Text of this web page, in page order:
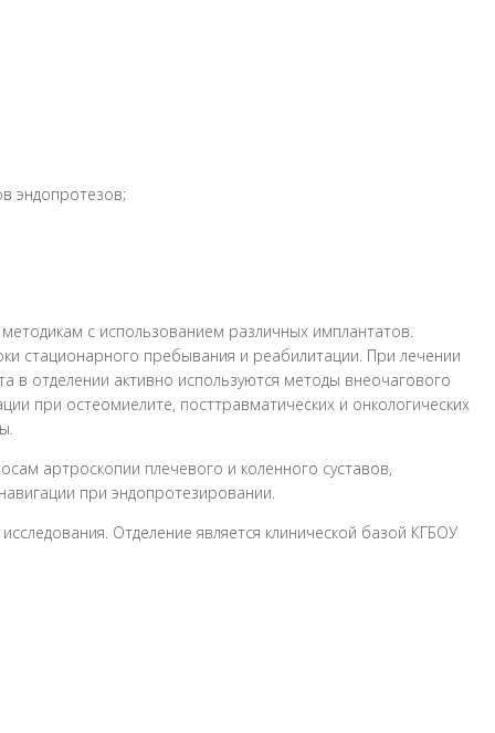
эндопротезов;
с использованием различных имплантатов.
стационарного пребывания и реабилитации. При лечении
в отделении активно используются методы внеочагового
при остеомиелите, посттравматических и онкологических
артроскопии плечевого и коленного суставов,
при эндопротезировании.
Отделение является клинической базой КГБОУ